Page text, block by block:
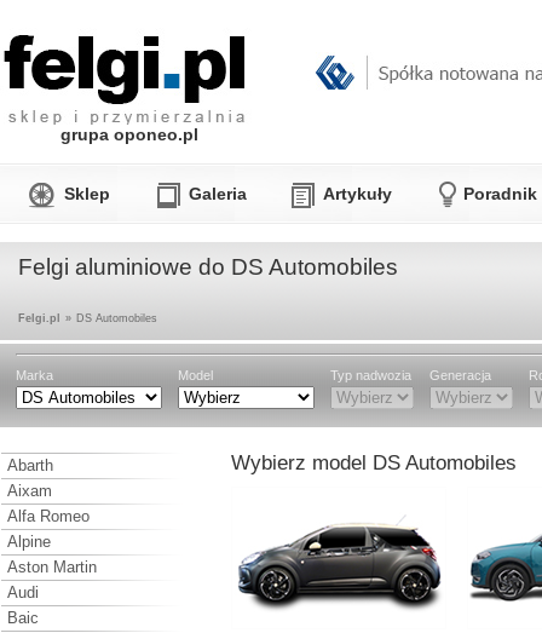
grupa oponeo.pl
Sklep Galeria Artykuły Poradnik
Felgi aluminiowe do DS Automobiles
Felgi.pl » DS Automobiles
Marka Model Typ nadwozia Generacja
Abarth
Aixam
Alfa Romeo
Alpine
Aston Martin
Audi
Baic
Wybierz model DS Automobiles